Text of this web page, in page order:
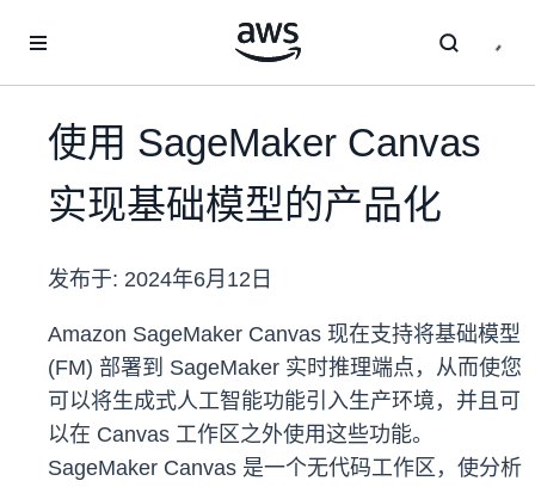
使用 SageMaker Canvas
实现基础模型的产品化
发布于: 2024年6月12日
Amazon SageMaker Canvas 现在支持将基础模型
(FM) 部署到 SageMaker 实时推理端点，从而使您
可以将生成式人工智能功能引入生产环境，并且可
以在 Canvas 工作区之外使用这些功能。
SageMaker Canvas 是一个无代码工作区，使分析